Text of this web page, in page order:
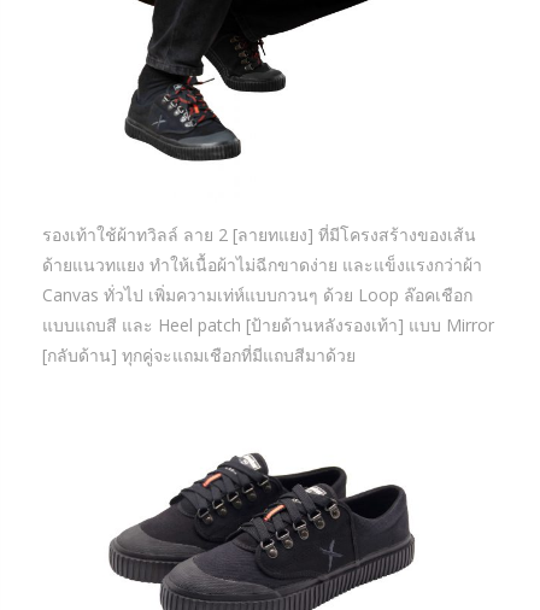
รองเท้าใช้ผ้าทวิลล์ ลาย 2 [ลายทแยง] ที่มีโครงสร้างของเส้น
ด้ายแนวทแยง ทำให้เนื้อผ้าไม่ฉีกขาดง่าย และแข็งแรงกว่าผ้า
Canvas ทั่วไป เพิ่มความเท่ห์แบบกวนๆ ด้วย Loop ล๊อคเชือก
แบบแถบสี และ Heel patch [ป้ายด้านหลังรองเท้า] แบบ Mirror
[กลับด้าน] ทุกคู่จะแถมเชือกที่มีแถบสีมาด้วย